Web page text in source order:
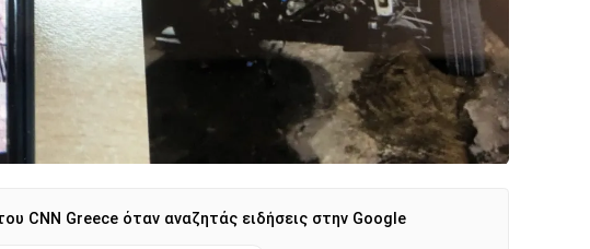
CNN Greece όταν αναζητάς ειδήσεις στην Google